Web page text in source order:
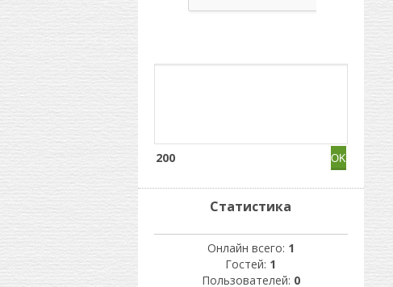
200
Статистика
Онлайн всего: 1
Гостей: 1
Пользователей: 0